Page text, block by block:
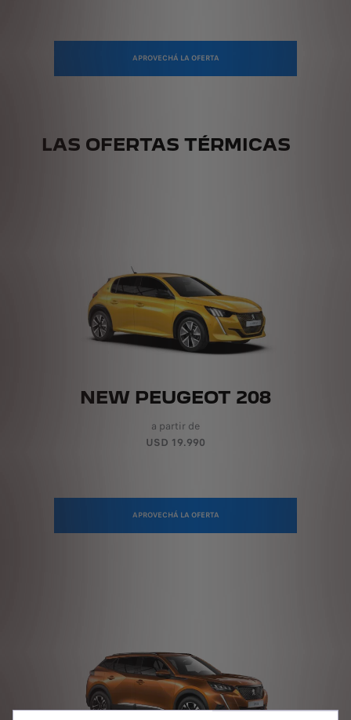
APROVECHÁ LA OFERTA
LAS OFERTAS TÉRMICAS
NEW PEUGEOT 208
a partir de
USD 19.990
APROVECHÁ LA OFERTA